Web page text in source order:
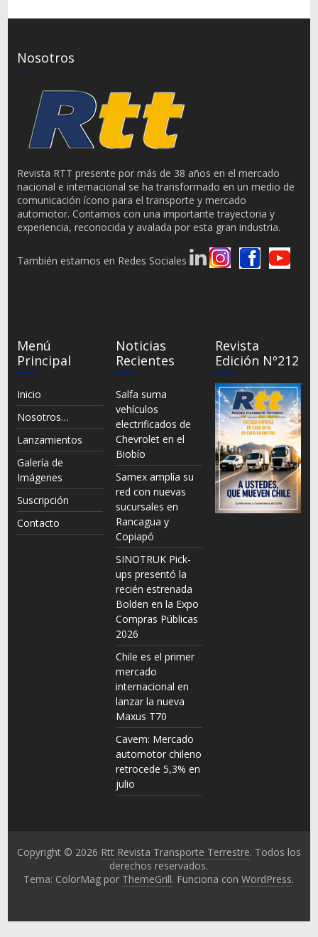
Nosotros
Revista RTT presente por más de 38 años en el mercado
nacional e internacional se ha transformado en un medio de
comunicación ícono para el transporte y mercado
automotor. Contamos con una importante trayectoria y
experiencia, reconocida y avalada por esta gran industria.
También estamos en Redes Sociales
Menú
Principal
Inicio
Nosotros…
Lanzamientos
Galería de
Imágenes
Suscripción
Contacto
Noticias
Recientes
Salfa suma
vehículos
electrificados de
Chevrolet en el
Biobío
Samex amplía su
red con nuevas
sucursales en
Rancagua y
Copiapó
SINOTRUK Pick-
ups presentó la
recién estrenada
Bolden en la Expo
Compras Públicas
2026
Chile es el primer
mercado
internacional en
lanzar la nueva
Maxus T70
Cavem: Mercado
automotor chileno
retrocede 5,3% en
julio
Revista
Edición Nº212
Copyright © 2026 Rtt Revista Transporte Terrestre. Todos los
derechos reservados.
Tema: ColorMag por ThemeGrill. Funciona conWordPress.